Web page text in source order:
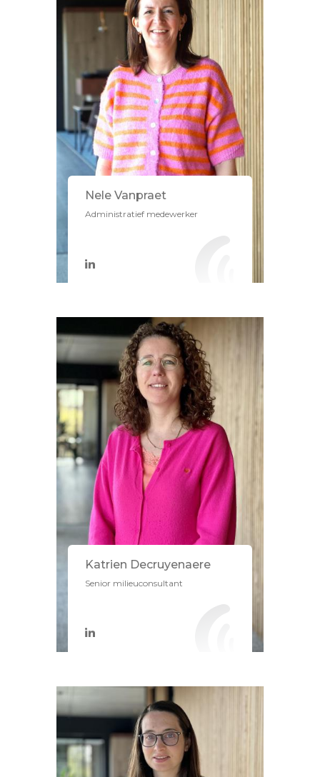
Nele Vanpraet
Administratief medewerker
Katrien Decruyenaere
Senior milieuconsultant